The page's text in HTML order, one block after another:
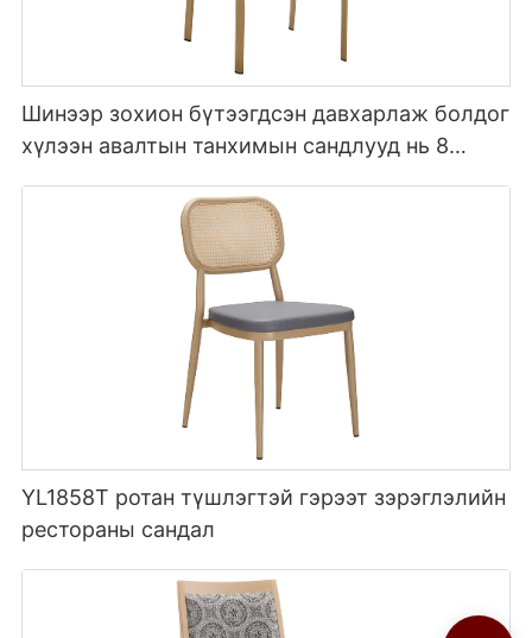
Шинээр зохион бүтээгдсэн давхарлаж болдог
хүлээн авалтын танхимын сандлууд нь 8
YL1858T ротан түшлэгтэй гэрээт зэрэглэлийн
рестораны сандал